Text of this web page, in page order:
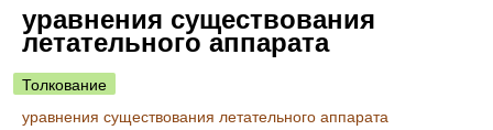
уравнения существования
летательного аппарата
Толкование
уравнения существования летательного аппарата